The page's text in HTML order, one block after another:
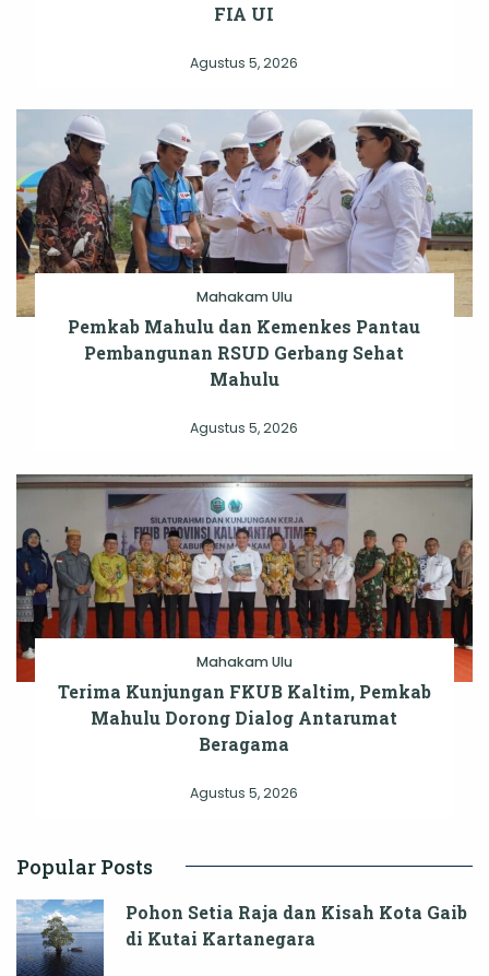
FIA UI
Agustus 5, 2026
Mahakam Ulu
Pemkab Mahulu dan Kemenkes Pantau
Pembangunan RSUD Gerbang Sehat
Mahulu
Agustus 5, 2026
Mahakam Ulu
Terima Kunjungan FKUB Kaltim, Pemkab
Mahulu Dorong Dialog Antarumat
Beragama
Agustus 5, 2026
Popular Posts
Pohon Setia Raja dan Kisah Kota Gaib
di Kutai Kartanegara